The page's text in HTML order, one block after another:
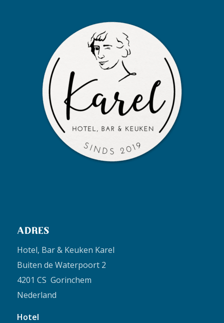
ADRES
Hotel, Bar & Keuken Karel
Buiten de Waterpoort 2
4201 CS Gorinchem
Nederland
Hotel